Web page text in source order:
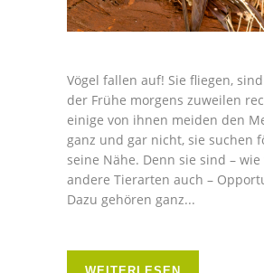
Vögel fallen auf! Sie fliegen,
der Frühe morgens zuweilen
einige von ihnen meiden den
ganz und gar nicht, sie suchen
seine Nähe. Denn sie sind – wie
andere Tierarten auch –
Dazu gehören ganz...